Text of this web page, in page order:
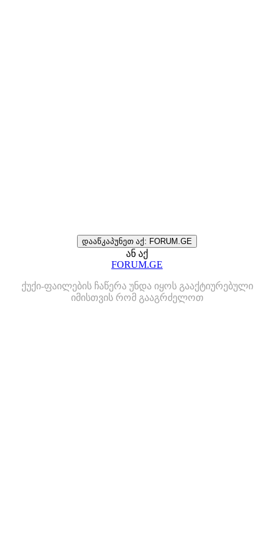
დააწკაპუნეთ აქ: FORUM.GE
ან აქ
FORUM.GE
ქუქი-ფაილების ჩაწერა უნდა იყოს გააქტიურებული
იმისთვის რომ გააგრძელოთ